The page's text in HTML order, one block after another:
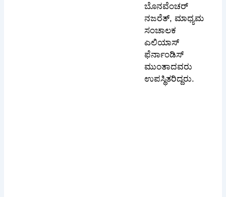
ಬೊನವೆಂಚರ್
ನಜರೆತ್, ಮಾಧ್ಯಮ
ಸಂಚಾಲಕ
ಎಲಿಯಾಸ್
ಫೆರ್ನಾಂಡಿಸ್
ಮುಂತಾದವರು
ಉಪಸ್ಥಿತರಿದ್ದರು.